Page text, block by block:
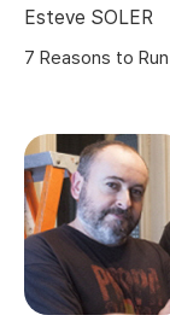
Esteve SOLER
7 Reasons to